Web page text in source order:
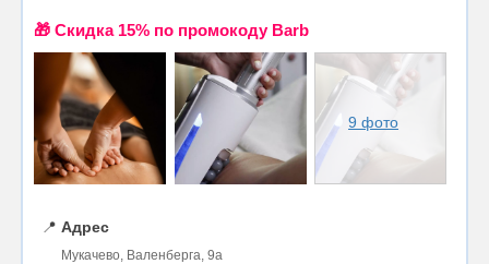
🎁 Cкидка 15% по промокоду Barb
9 фото
📍 Адрес
Мукачево, Валенберга, 9а